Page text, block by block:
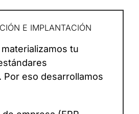
E IMPLANTACIÓN
tu
Por eso desarrollamos